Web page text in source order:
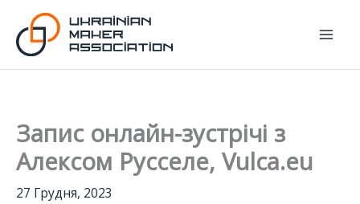
Перейти
вмісту
Запис онлайн-зустрічі з
Алексом Русселе, Vulca.eu
27 Грудня, 2023